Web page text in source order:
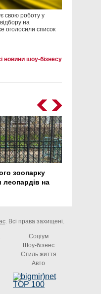
свою роботу у
на
оголосили список
новини шоу-бізнесу
зоопарку
леопардів на
. Всі права захищені.
Соціум
Шоу-бізнес
Стиль життя
Авто